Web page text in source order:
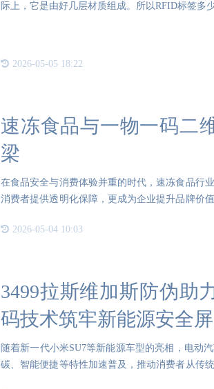
际上，它是由好几层材质组成。所以RFID标签多
2026-05-05 18:22
速冻食品与一物一码二
梁
在食品安全与消费体验并重的时代，速冻食品行
消费者提供透明化保障，更成为企业提升品牌价
2026-05-04 10:03
3499拉斯维加斯防伪助
码技术筑牢新能源安全
随着新一代小米SU7等新能源车型的亮相，电动
碳、智能便捷等特性加速普及，推动消费者从传